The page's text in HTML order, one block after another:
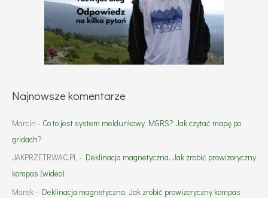
Najnowsze komentarze
Marcin - Co to jest system meldunkowy MGRS? Jak czytać mapę po
gridach?
JAKPRZETRWAC.PL - Deklinacja magnetyczna. Jak zrobić prowizoryczny
kompas (wideo)
Marek - Deklinacja magnetyczna. Jak zrobić prowizoryczny kompas